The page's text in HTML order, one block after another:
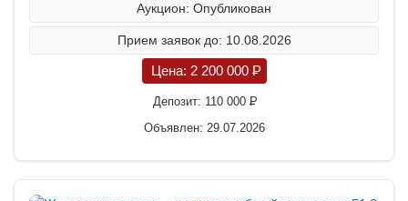
Аукцион: Опубликован
Прием заявок до: 10.08.2026
Цена: 2 200 000 P
Депозит: 110 000P
Объявлен: 29.07.2026